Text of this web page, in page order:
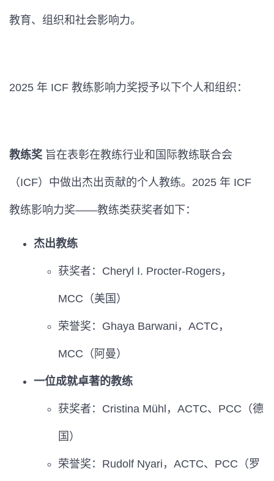
教育、组织和社会影响力。
2025 年 ICF 教练影响力奖授予以下个人和组织：
教练奖 旨在表彰在教练行业和国际教练联合会
（ICF）中做出杰出贡献的个人教练。2025 年 ICF
教练影响力奖——教练类获奖者如下：
杰出教练
获奖者：Cheryl I. Procter-Rogers，
MCC（美国）
荣誉奖：Ghaya Barwani，ACTC，
MCC（阿曼）
一位成就卓著的教练
获奖者：Cristina Mühl，ACTC、PCC（德
国）
荣誉奖：Rudolf Nyari，ACTC、PCC（罗